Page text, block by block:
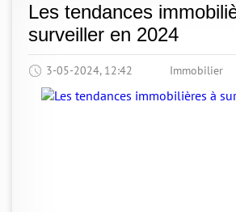
Les tendances
surveiller en 2024
3-05-2024, 12:42 Immobilier